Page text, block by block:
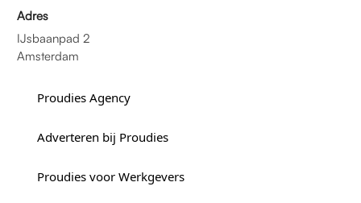
Adres
IJsbaanpad 2
Amsterdam
Proudies Agency
Adverteren bij Proudies
Proudies voor Werkgevers